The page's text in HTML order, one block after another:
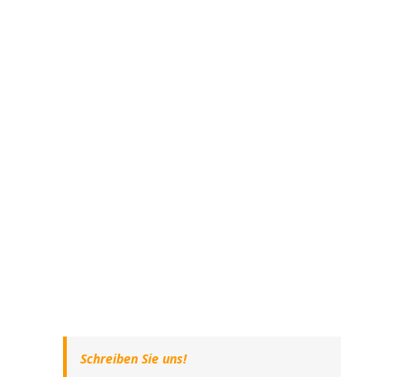
Schreiben Sie uns!